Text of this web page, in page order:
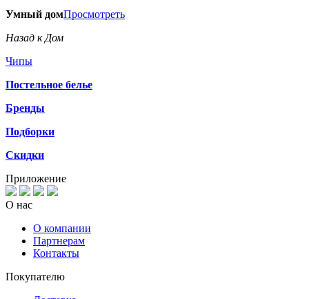
Умный домПросмотреть
Назад к Дом
Чипы
Постельное белье
Бренды
Подборки
Скидки
Приложение
О нас
О компании
Партнерам
Контакты
Покупателю